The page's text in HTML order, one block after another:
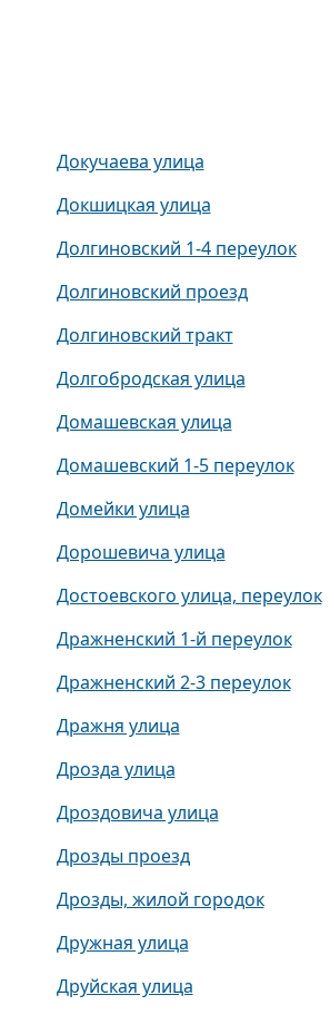
Докучаева улица
Докшицкая улица
Долгиновский 1-4 переулок
Долгиновский проезд
Долгиновский тракт
Долгобродская улица
Домашевская улица
Домашевский 1-5 переулок
Домейки улица
Дорошевича улица
Достоевского улица, переулок
Дражненский 1-й переулок
Дражненский 2-3 переулок
Дражня улица
Дрозда улица
Дроздовича улица
Дрозды проезд
Дрозды, жилой городок
Дружная улица
Друйская улица